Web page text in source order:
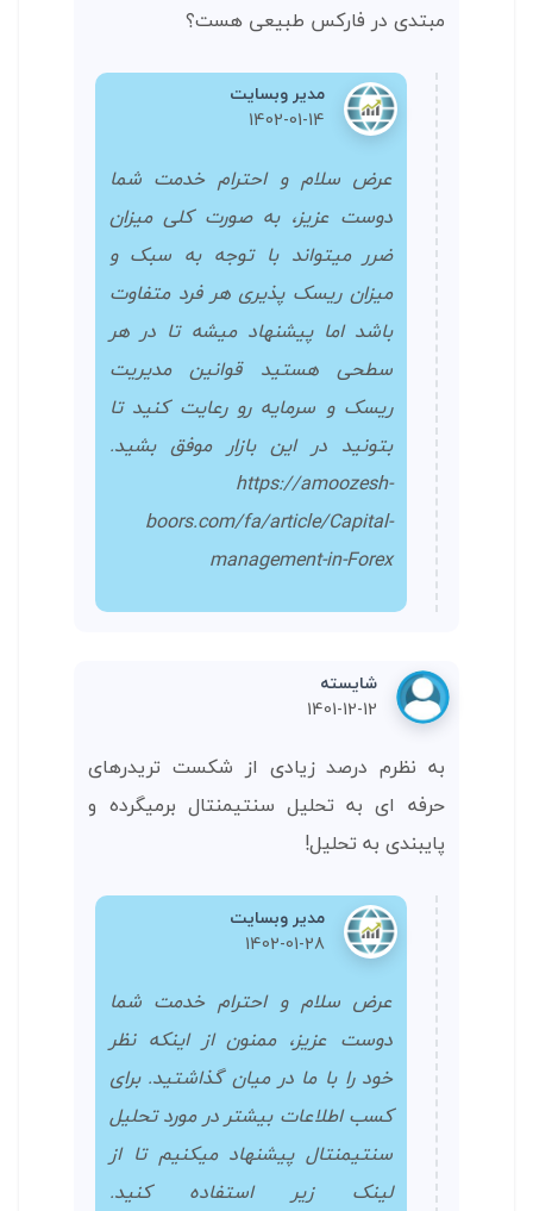
مبتدی در فارکس طبیعی هست؟
مدیر وبسایت
1402-01-14
عرض سلام و احترام خدمت شما
دوست عزیز، به صورت کلی میزان
ضرر میتواند با توجه به سبک و
میزان ریسک پذیری هر فرد متفاوت
باشد اما پیشنهاد میشه تا در هر
سطحی هستید قوانین مدیریت
ریسک و سرمایه رو رعایت کنید تا
بتونید در این بازار موفق بشید.
https://amoozesh-
boors.com/fa/article/Capital-
management-in-Forex
شایسته
1401-12-12
به نظرم درصد زیادی از شکست تریدرهای
حرفه ای به تحلیل سنتیمنتال برمیگرده و
پایبندی به تحلیل!
مدیر وبسایت
1402-01-28
عرض سلام و احترام خدمت شما
دوست عزیز، ممنون از اینکه نظر
خود را با ما در میان گذاشتید. برای
کسب اطلاعات بیشتر در مورد تحلیل
سنتیمنتال پیشنهاد میکنیم تا از
لینک زیر استفاده کنید.